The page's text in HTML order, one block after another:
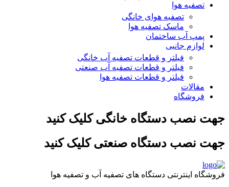
تصفیه هوا
تصفیه هوای خانگی
ماسک تصفیه هوا
پمپ آب ساختمان
لوازم جانبی
فیلتر و قطعات تصفیه آب خانگی
فیلتر و قطعات تصفیه آب صنعتی
فیلتر و قطعات تصفیه هوا
مقالات
فروشگاه
جهت نصب دستگاه خانگی کلیک کنید
جهت نصب دستگاه صنعتی کلیک کنید
فروشگاه اینترنتی دستگاه های تصفیه آب و تصفیه هوا